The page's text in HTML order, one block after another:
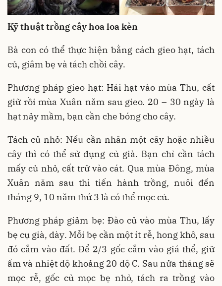
Kỹ thuật trồng cây hoa loa kèn
Bà con có thể thực hiện bằng cách gieo hạt, tách
củ, giâm bẹ và tách chồi cây.
Phương pháp gieo hạt: Hái hạt vào mùa Thu, cất
giữ rồi mùa Xuân năm sau gieo. 20 – 30 ngày là
hạt nảy mầm, bạn cần che bóng cho cây.
Tách củ nhỏ: Nếu cần nhân một cây hoặc nhiều
cây thì có thể sử dụng củ già. Bạn chỉ cần tách
mấy củ nhỏ, cất trữ vào cát. Qua mùa Đông, mùa
Xuân năm sau thì tiến hành trồng, nuôi đến
tháng 9, 10 năm thứ 3 là có thể mọc củ.
Phương pháp giảm bẹ: Đào củ vào mùa Thu, lấy
bẹ cụ già, dày. Mỗi bẹ cần một ít rễ, hong khô, sau
đó cắm vào đất. Để 2/3 gốc cắm vào giá thể, giữ
ẩm và nhiệt độ khoảng 20 độ C. Sau nửa tháng sẽ
mọc rễ, gốc củ mọc bẹ nhỏ, tách ra trồng vào